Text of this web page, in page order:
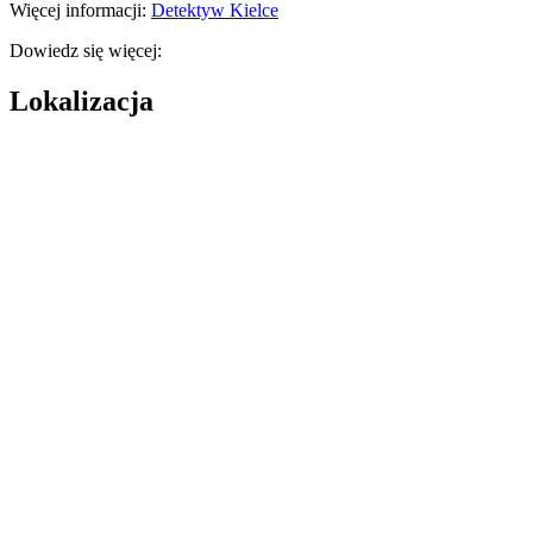
Więcej informacji: Detektyw Kielce
Dowiedz się więcej:
Lokalizacja